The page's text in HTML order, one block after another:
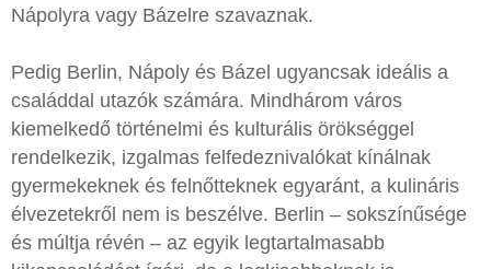
Nápolyra vagy Bázelre szavaznak.
Pedig Berlin, Nápoly és Bázel ugyancsak ideális a
családdal utazók számára. Mindhárom város
kiemelkedő történelmi és kulturális örökséggel
rendelkezik, izgalmas felfedeznivalókat kínálnak
gyermekeknek és felnőtteknek egyaránt, a kulináris
élvezetekről nem is beszélve. Berlin – sokszínűsége
és múltja révén – az egyik legtartalmasabb